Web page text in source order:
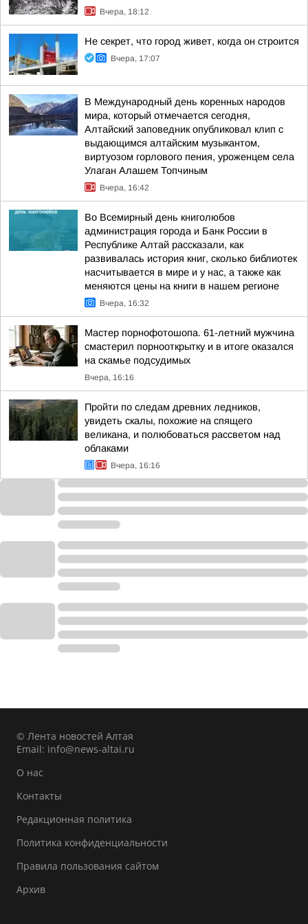
Вчера, 18:12
Не секрет, что город живет, когда он строится
Вчера, 17:07
В Международный день коренных народов
мира, который отмечается сегодня,
Алтайский заповедник опубликовал клип с
выдающимся алтайским музыкантом,
виртуозом горлового пения, уроженцем села
Улаган Алашем Топчиным
Вчера, 16:42
Во Всемирный день книголюбов
администрация города и Банк России в
Республике Алтай рассказали, как
развивалась история книг, сколько библиотек
насчитывается в мире и у нас, а также как
меняются цены на книги в нашем регионе
Вчера, 16:32
Мастер порнофотошопа. 61-летний мужчина
смастерил порнооткрытку и в итоге оказался
на скамье подсудимых
Вчера, 16:16
Пройти по следам древних ледников,
увидеть скалы, похожие на спящего
великана, и полюбоваться рассветом над
облаками
Вчера, 16:16
© Лента новостей Алтая
Email: info@news-altai.ru
О нас
Контакты
Редакционная политика
Политика конфиденциальности
Правила пользования сайтом
Архив